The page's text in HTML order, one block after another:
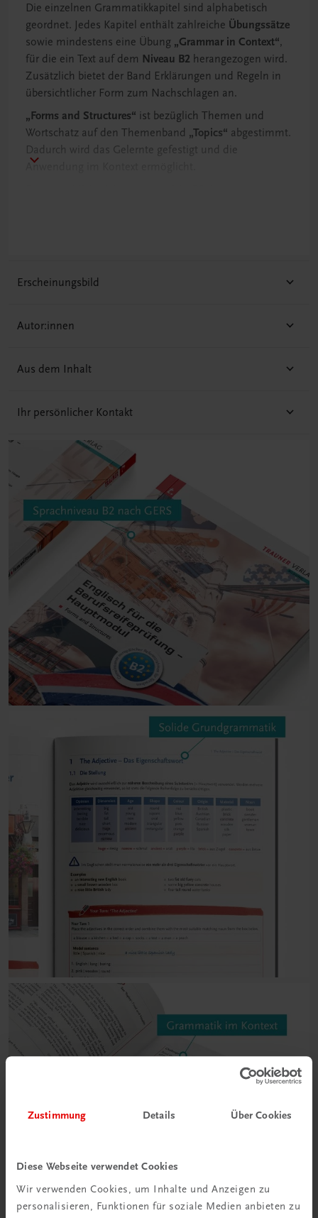
Zustimmung Details Über Cookies
Diese Webseite verwendet Cookies
Wir verwenden Cookies, um Inhalte und Anzeigen zu
personalisieren, Funktionen für soziale Medien anbieten zu
Die einzelnen Grammatikkapitel sind alphabetisch
geordnet. Jedes Kapitel enthält zahlreiche Übungssätze
sowie mindestens eine Übung „Grammar in Context“,
für die ein Text auf dem Niveau B2 herangezogen wird.
Zusätzlich bietet der Band Erklärungen und Regeln in
übersichtlicher Form zum Nachschlagen an.
„Forms and Structures“ ist bezüglich Themen und
Wortschatz auf den Themenband „Topics“ abgestimmt.
Dadurch wird das Gelernte gefestigt und die
Anwendung im Kontext ermöglicht.
Erscheinungsbild
Autor:innen
Aus dem Inhalt
Ihr persönlicher Kontakt